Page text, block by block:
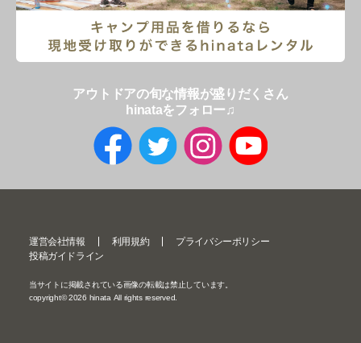
アウトドアの旬な情報が盛りだくさん
hinataをフォロー♫
運営会社情報 利用規約
プライバシーポリシー
投稿ガイドライン
当サイトに掲載されている画像の転載は禁止しています。
copyright©2026 hinata All rights reserved.